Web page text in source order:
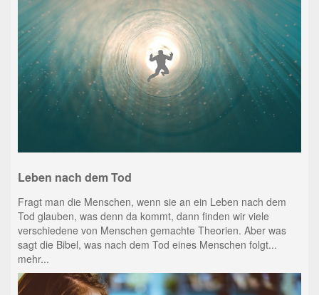
Leben nach dem Tod
Fragt man die Menschen, wenn sie an ein Leben nach dem
Tod glauben, was denn da kommt, dann finden wir viele
verschiedene von Menschen gemachte Theorien. Aber was
sagt die Bibel, was nach dem Tod eines Menschen folgt...
mehr...